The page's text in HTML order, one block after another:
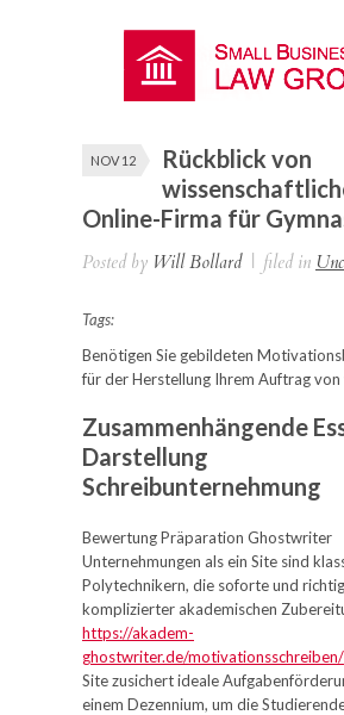
NOV 12
Rückblick von
Online-Firma für
Posted by Will Bollard | filed in
Tags:
Benötigen Sie gebildeten
für der Herstellung Ihrem Auftrag von
Zusammenhängende
Darstellung
Schreibunternehmung
Bewertung Präparation Ghostwriter
Unternehmungen als ein Site sind
Polytechnikern, die soforte und
komplizierter akademischen
https://akadem-
ghostwriter.de/motivationsschreiben/
Site zusichert ideale
einem Dezennium, um die